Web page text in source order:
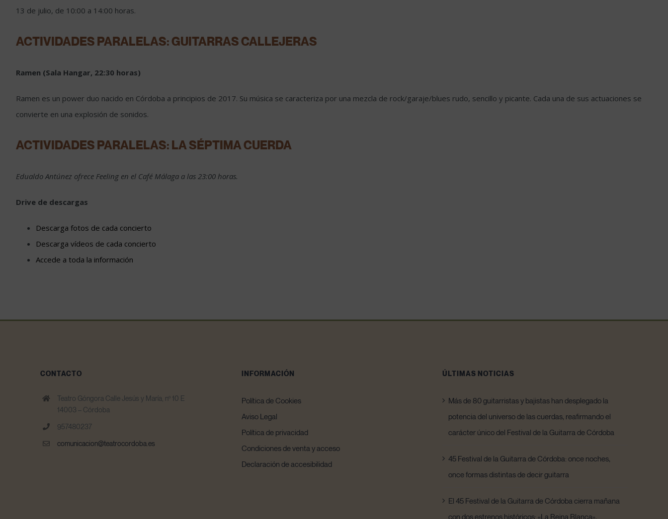
13 de julio, de 10:00 a 14:00 horas.
ACTIVIDADES PARALELAS: GUITARRAS CALLEJERAS
Ramen (Sala Hangar, 22:30 horas)
Ramen es un power duo nacido en Córdoba a principios de 2017. Su música se caracteriza por una mezcla de rock/garaje/blues rudo, sencillo y picante. Cada una de sus actuaciones se
convierte en una explosión de sonidos.
ACTIVIDADES PARALELAS: LA SÉPTIMA CUERDA
Edualdo Antúnez ofrece Feeling en el Café Málaga a las 23:00 horas.
Drive de descargas
Descarga fotos de cada concierto
Descarga vídeos de cada concierto
Accede a toda la información
CONTACTO
Teatro Góngora Calle Jesús y María, nº 10 E
14003 – Córdoba
957480237
comunicacion@teatrocordoba.es
INFORMACIÓN
Política de Cookies
Aviso Legal
Política de privacidad
Condiciones de venta y acceso
Declaración de accesibilidad
ÚLTIMAS NOTICIAS
Más de 80 guitarristas y bajistas han desplegado la
potencia del universo de las cuerdas, reafirmando el
carácter único del Festival de la Guitarra de Córdoba
45 Festival de la Guitarra de Córdoba: once noches,
once formas distintas de decir guitarra
El 45 Festival de la Guitarra de Córdoba cierra mañana
con dos estrenos históricos: «La Reina Blanca»,